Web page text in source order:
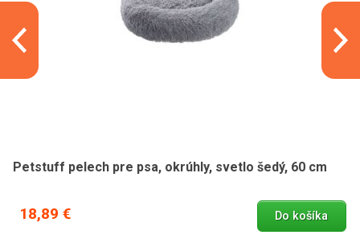
Petstuff pelech pre psa, okrúhly, svetlo šedý, 60 cm
18,89 € Do košíka